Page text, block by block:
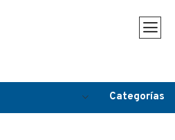
Categorías